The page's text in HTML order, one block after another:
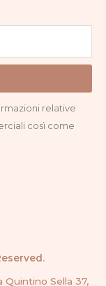
relative
così come
Quintino Sella 37,